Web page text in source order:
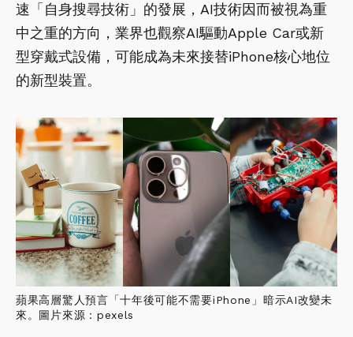
速「自身搜尋技術」的發展，AI技術因而被視為重
中之重的方向，業界也觀察AI驅動Apple Car或新
型穿戴式設備，可能成為未來接替iPhone核心地位
的新型裝置。
蘋果高層驚人預言「十年後可能不需要iPhone」暗示AI改變未
來。圖片來源：pexels